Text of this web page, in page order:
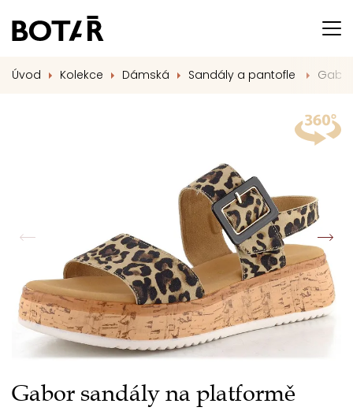
Úvod Kolekce Dámská Sandály a pantofle
Gabor sandály na platformě